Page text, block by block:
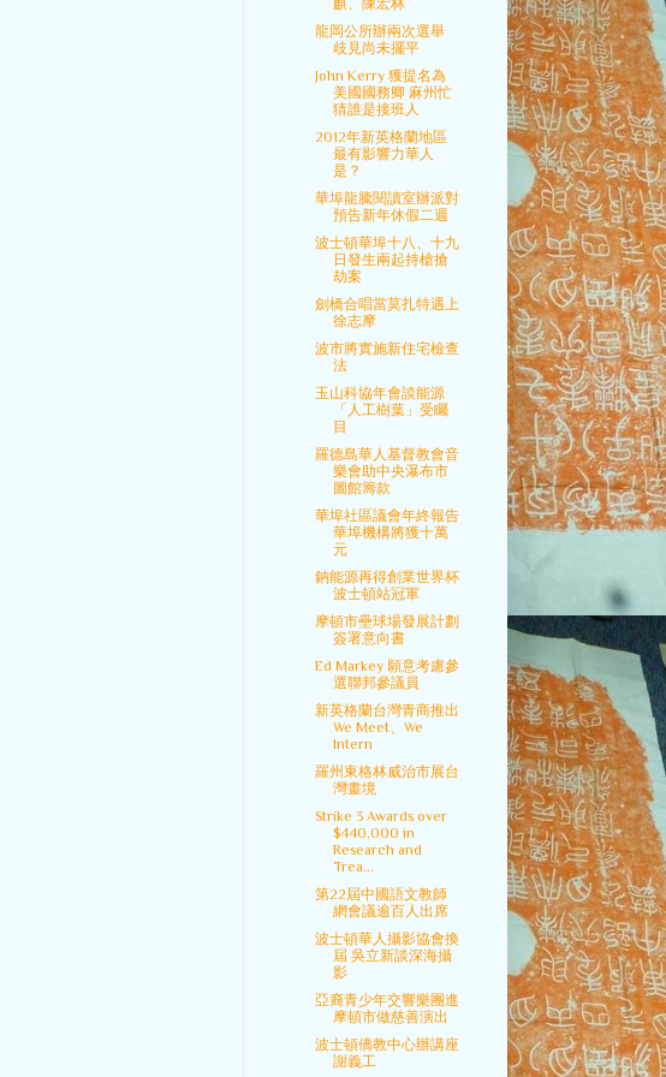
麒、陳宏林
龍岡公所辦兩次選舉
歧見尚未擺平
John Kerry 獲提名為
美國國務卿 麻州忙
猜誰是接班人
2012年新英格蘭地區
最有影響力華人
是？
華埠龍騰閱讀室辦派對
預告新年休假二週
波士頓華埠十八、十九
日發生兩起持槍搶
劫案
劍橋合唱當莫扎特遇上
徐志摩
波市將實施新住宅檢查
法
玉山科協年會談能源
「人工樹葉」受矚
目
羅德島華人基督教會音
樂會助中央瀑布市
圖館籌款
華埠社區議會年終報告
華埠機構將獲十萬
元
鈉能源再得創業世界杯
波士頓站冠軍
摩頓市壘球場發展計劃
簽署意向書
Ed Markey 願意考慮參
選聯邦參議員
新英格蘭台灣青商推出
We Meet、We
Intern
羅州東格林威治市展台
灣畫境
Strike 3 Awards over
$440,000 in
Research and
Trea...
第22屆中國語文教師
網會議逾百人出席
波士頓華人攝影協會換
屆 吳立新談深海攝
影
亞裔青少年交響樂團進
摩頓市做慈善演出
波士頓僑教中心辦講座
謝義工